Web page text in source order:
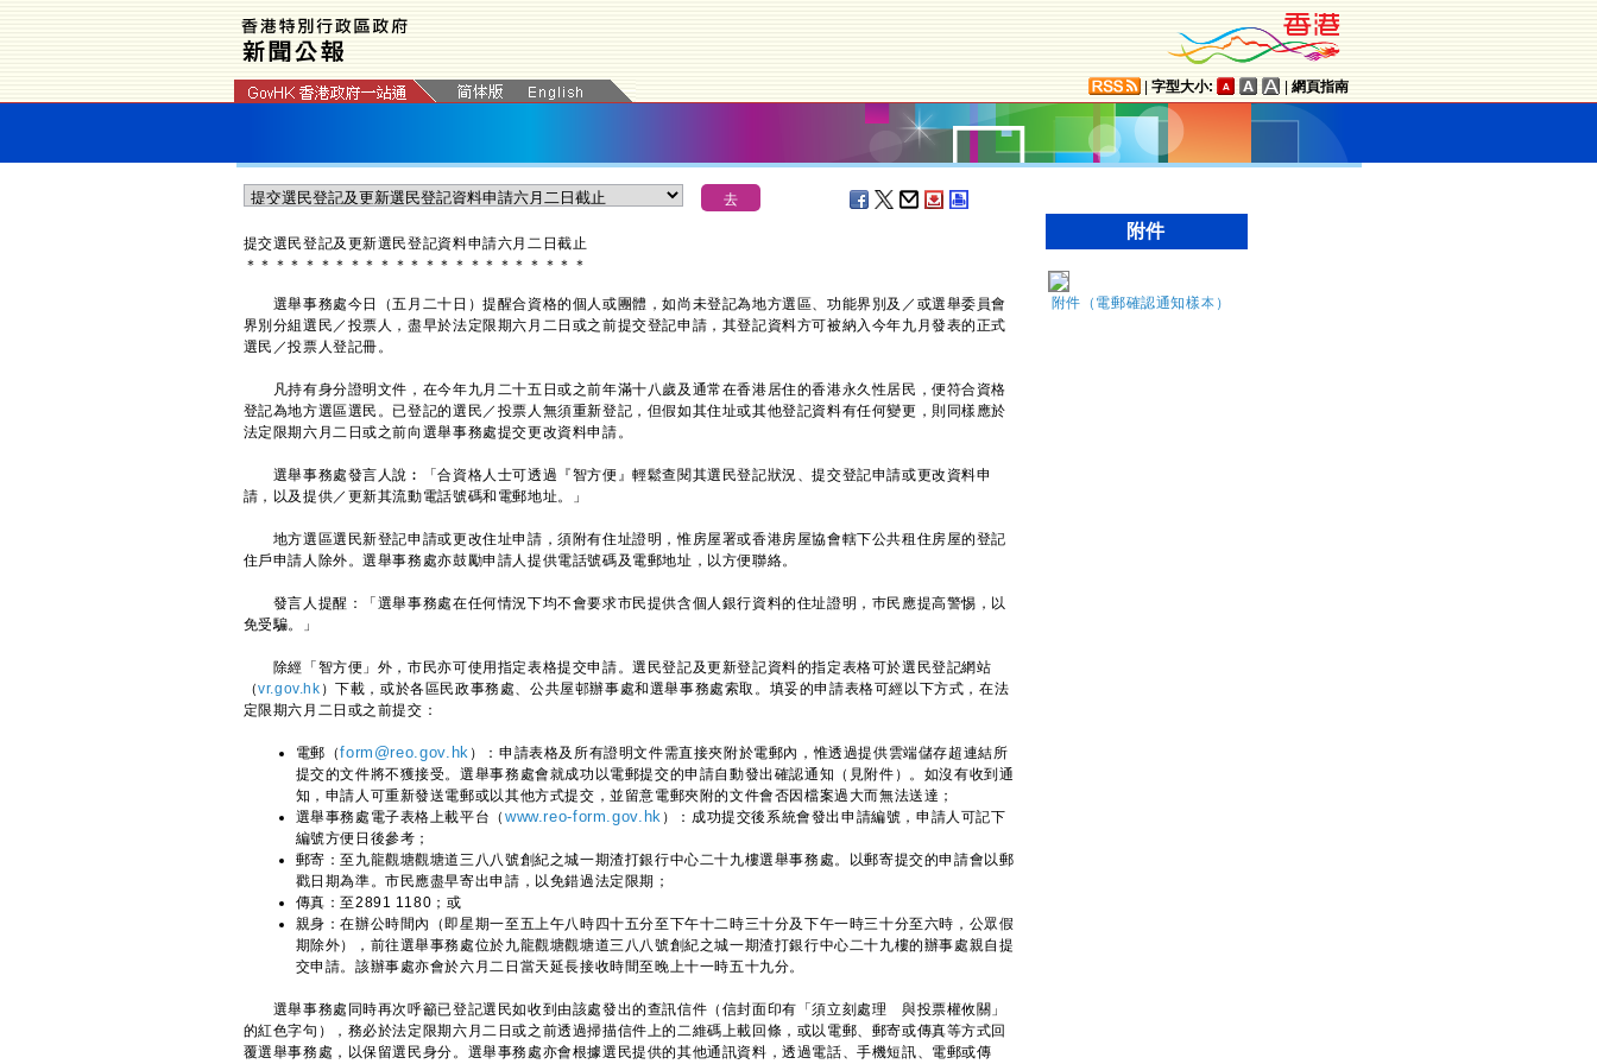
字型大小: 網頁指南
提交選民登記及更新選民登記資料申請六月二日截止
＊ ＊ ＊ ＊ ＊ ＊ ＊ ＊ ＊ ＊ ＊ ＊ ＊ ＊ ＊ ＊ ＊ ＊ ＊ ＊ ＊ ＊ ＊
選舉事務處今日（五月二十日）提醒合資格的個人或團體，如尚未登記為地方選區、功能界別及／或選舉委員會
界別分組選民／投票人，盡早於法定限期六月二日或之前提交登記申請，其登記資料方可被納入今年九月發表的正式
選民／投票人登記冊。
凡持有身分證明文件，在今年九月二十五日或之前年滿十八歲及通常在香港居住的香港永久性居民，便符合資格
登記為地方選區選民。已登記的選民／投票人無須重新登記，但假如其住址或其他登記資料有任何變更，則同樣應於
法定限期六月二日或之前向選舉事務處提交更改資料申請。
選舉事務處發言人說︰「合資格人士可透過『智方便』輕鬆查閱其選民登記狀況、提交登記申請或更改資料申
請，以及提供／更新其流動電話號碼和電郵地址。」
地方選區選民新登記申請或更改住址申請，須附有住址證明，惟房屋署或香港房屋協會轄下公共租住房屋的登記
住戶申請人除外。選舉事務處亦鼓勵申請人提供電話號碼及電郵地址，以方便聯絡。
發言人提醒：「選舉事務處在任何情況下均不會要求市民提供含個人銀行資料的住址證明，巿民應提高警惕，以
免受騙。」
除經「智方便」外，市民亦可使用指定表格提交申請。選民登記及更新登記資料的指定表格可於選民登記網站
（vr.gov.hk ）下載，或於各區民政事務處、公共屋邨辦事處和選舉事務處索取。填妥的申請表格可經以下方式，在法
定限期六月二日或之前提交：
電郵（form@reo.gov.hk ）：申請表格及所有證明文件需直接夾附於電郵內，惟透過提供雲端儲存超連結所
提交的文件將不獲接受。選舉事務處會就成功以電郵提交的申請自動發出確認通知（見附件）。如沒有收到通
知，申請人可重新發送電郵或以其他方式提交，並留意電郵夾附的文件會否因檔案過大而無法送達；
選舉事務處電子表格上載平台（ www.reo-form.gov.hk ）：成功提交後系統會發出申請編號，申請人可記下
編號方便日後參考；
郵寄：至九龍觀塘觀塘道三八八號創紀之城一期渣打銀行中心二十九樓選舉事務處。以郵寄提交的申請會以郵
戳日期為準。市民應盡早寄出申請，以免錯過法定限期；
傳真：至2891 1180；或
親身：在辦公時間內（即星期一至五上午八時四十五分至下午十二時三十分及下午一時三十分至六時，公眾假
期除外），前往選舉事務處位於九龍觀塘觀塘道三八八號創紀之城一期渣打銀行中心二十九樓的辦事處親自提
交申請。該辦事處亦會於六月二日當天延長接收時間至晚上十一時五十九分。
​選舉事務處同時再次呼籲已登記選民如收到由該處發出的查訊信件（信封面印有「須立刻處理 與投票權攸關」
的紅色字句），務必於法定限期六月二日或之前透過掃描信件上的二維碼上載回條，或以電郵、郵寄或傳真等方式回
覆選舉事務處，以保留選民身分。選舉事務處亦會根據選民提供的其他通訊資料，透過電話、手機短訊、電郵或傳
附件
附件（電郵確認通知樣本）